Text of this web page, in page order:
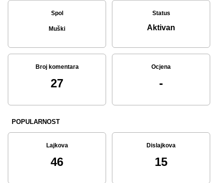
Spol
Muški
Status
Aktivan
Broj komentara
27
Ocjena
-
POPULARNOST
Lajkova
46
Dislajkova
15